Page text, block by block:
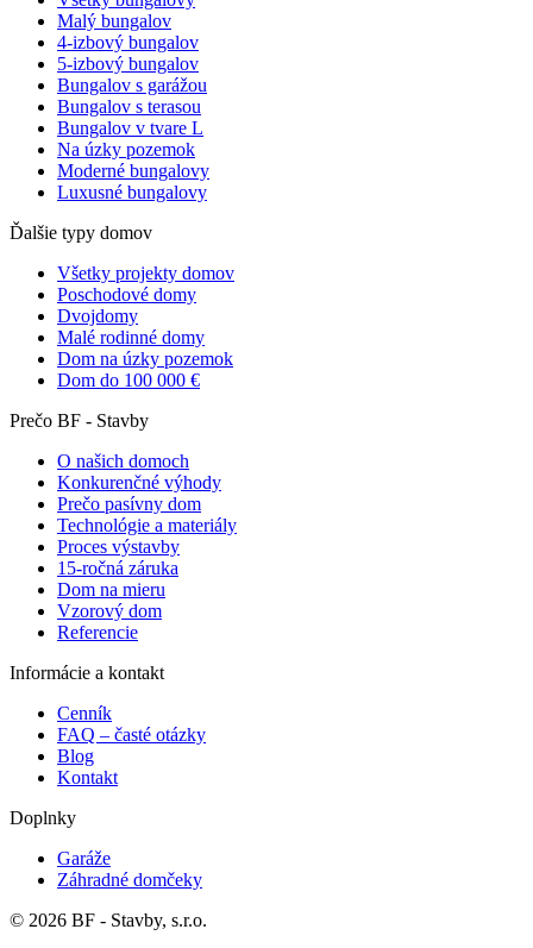
Malý bungalov
4-izbový bungalov
5-izbový bungalov
Bungalov s garážou
Bungalov s terasou
Bungalov v tvare L
Na úzky pozemok
Moderné bungalovy
Luxusné bungalovy
Ďalšie typy domov
Všetky projekty domov
Poschodové domy
Dvojdomy
Malé rodinné domy
Dom na úzky pozemok
Dom do 100 000 €
Prečo BF - Stavby
O našich domoch
Konkurenčné výhody
Prečo pasívny dom
Technológie a materiály
Proces výstavby
15-ročná záruka
Dom na mieru
Vzorový dom
Referencie
Informácie a kontakt
Cenník
FAQ – časté otázky
Blog
Kontakt
Doplnky
Garáže
Záhradné domčeky
© 2026 BF - Stavby, s.r.o.